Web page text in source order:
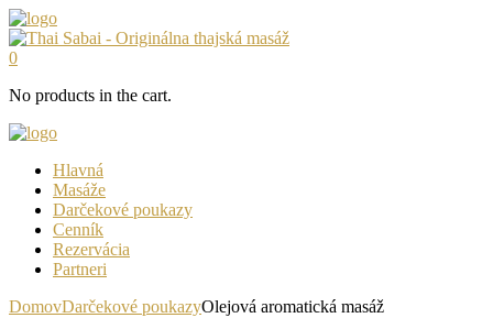
0
No products in the cart.
Hlavná
Masáže
Darčekové poukazy
Cenník
Rezervácia
Partneri
DomovDarčekové poukazyOlejová aromatická masáž